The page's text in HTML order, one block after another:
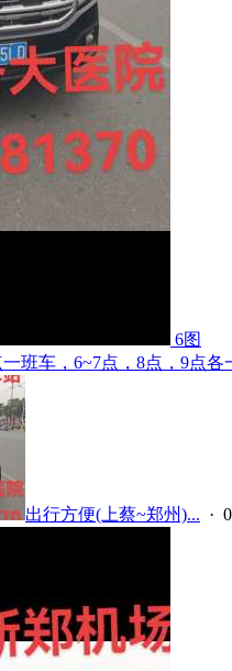
6图
班车，6~7点，8点，9点各
出行方便(上蔡~郑州)... ·